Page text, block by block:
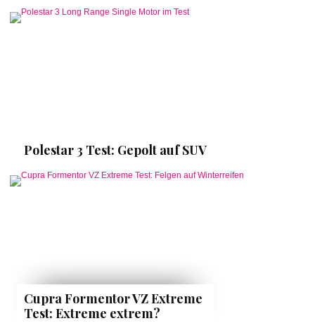
Polestar 3 Test: Gepolt auf SUV
Cupra Formentor VZ Extreme
Test: Extreme extrem?